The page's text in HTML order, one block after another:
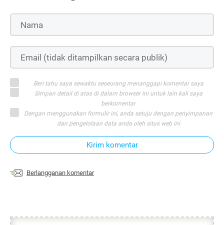
Beri tahu saya sewaktu seseorang menanggapi komentar saya
Simpan detail di atas di dalam browser ini untuk lain kali saya
berkomentar
Dengan menggunakan formulir ini, anda setuju dengan penyimpanan
dan pengelolaan data anda oleh situs web ini
Kirim komentar
Berlangganan komentar